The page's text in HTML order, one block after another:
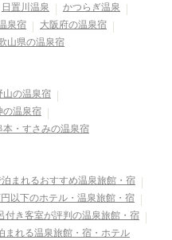
日置川温泉
かつらぎ温泉
泉宿
大阪府の温泉宿
山県の温泉宿
山の温泉宿
の温泉宿
本・すさみの温泉宿
まれるおすすめ温泉旅館・宿
以下のホテル・温泉旅館・宿
付き客室が評判の温泉旅館・宿
まれる温泉旅館・宿・ホテル